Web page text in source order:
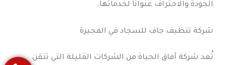
الجودة والاحتراف عنوانًا لخدماتها.
شركة تنظيف جاف للسجاد في الفجيرة
تُعد شركة آفاق الحياة من الشركات القليلة التي تتقن